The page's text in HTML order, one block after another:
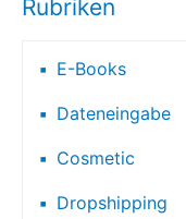
Rubriken
E-Books
Dateneingabe
Cosmetic
Dropshipping